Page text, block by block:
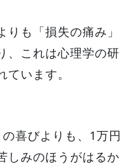
も「損失の痛み」
、これは心理学の研
います。
喜びよりも、1万円
しみのほうがはるか